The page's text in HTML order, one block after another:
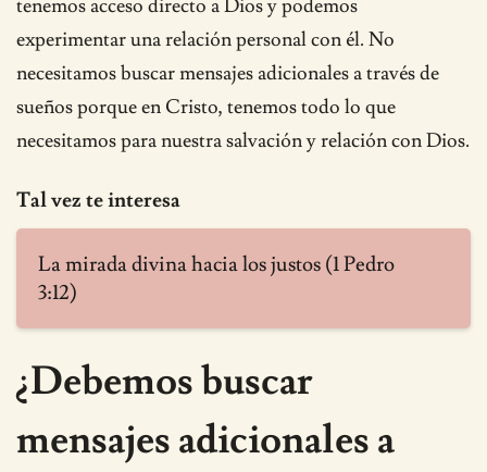
tenemos acceso directo a Dios y podemos
experimentar una relación personal con él. No
necesitamos buscar mensajes adicionales a través de
sueños porque en Cristo, tenemos todo lo que
necesitamos para nuestra salvación y relación con Dios.
Tal vez te interesa
La mirada divina hacia los justos (1 Pedro
3:12)
¿Debemos buscar
mensajes adicionales a